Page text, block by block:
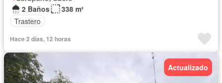
2 Baños
338 m²
Trastero
Hace 2 días, 12 horas
Actualizado